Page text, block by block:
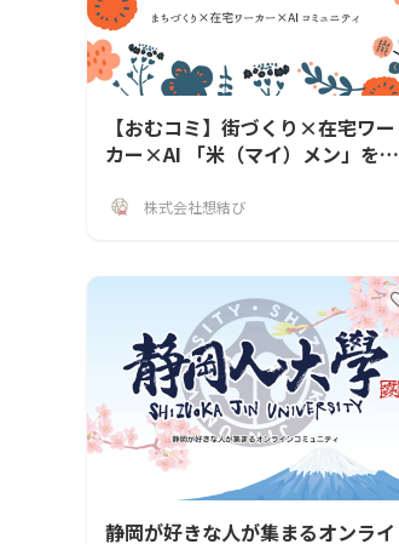
【おむコミ】街づくり×在宅ワー
カー×AI 「米（マイ）メン」を育
株式会社想結び
静岡が好きな人が集まるオンライ